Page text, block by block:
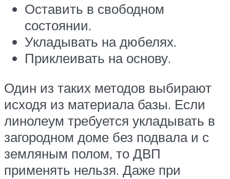
Оставить в свободном
состоянии.
Укладывать на дюбелях.
Приклеивать на основу.
Один из таких методов выбирают
исходя из материала базы. Если
линолеум требуется укладывать в
загородном доме без подвала и с
земляным полом, то ДВП
применять нельзя. Даже при